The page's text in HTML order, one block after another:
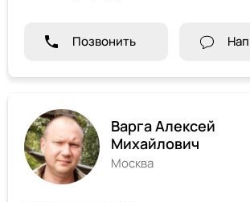
Позвонить
Варга Алексей
Михайлович
Москва